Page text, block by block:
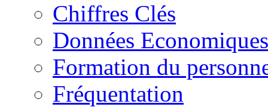
Chiffres Clés
Données Economiques
Formation du
Fréquentation